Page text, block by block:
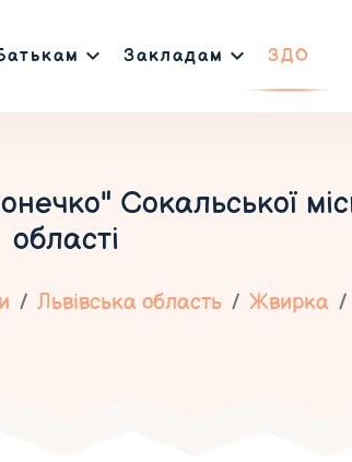
Закладам ЗДО
Cокальської
області
Львівська область Жвирка